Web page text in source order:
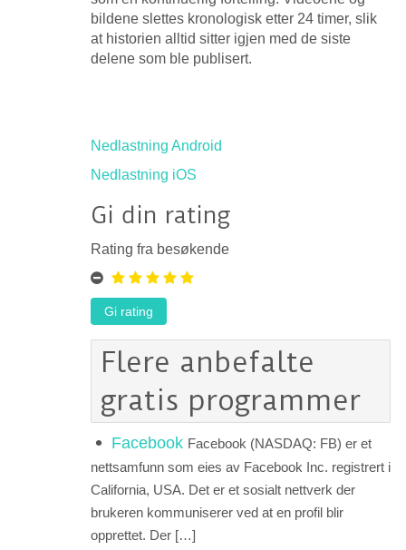
bildene slettes kronologisk etter 24 timer, slik
at historien alltid sitter igjen med de siste
delene som ble publisert.
Nedlastning Android
Nedlastning iOS
Gi din rating
Rating fra besøkende
Flere anbefalte
gratis programmer
Facebook Facebook (NASDAQ: FB) er et
nettsamfunn som eies av Facebook Inc. registrert i
California, USA. Det er et sosialt nettverk der
brukeren kommuniserer ved at en profil blir
opprettet. Der […]